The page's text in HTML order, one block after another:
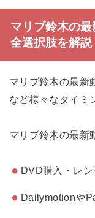
マリブ鈴木の最
全選択肢を解説
マリブ鈴木の最新
など様々なタイミ
マリブ鈴木の最新
DVD購入・レン
Dailymotionや